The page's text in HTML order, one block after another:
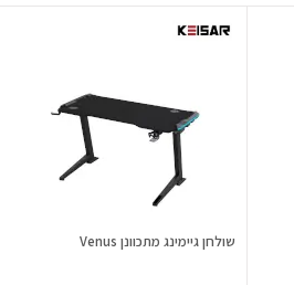
שולחן גיימינג מתכוונן Venus